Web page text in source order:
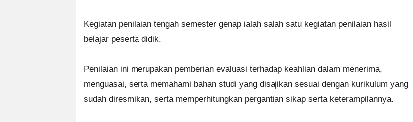
Kegiatan penilaian tengah semester genap ialah salah satu kegiatan penilaian hasil
belajar peserta didik.
Penilaian ini merupakan pemberian evaluasi terhadap keahlian dalam menerima,
menguasai, serta memahami bahan studi yang disajikan sesuai dengan kurikulum yang
sudah diresmikan, serta memperhitungkan pergantian sikap serta keterampilannya.